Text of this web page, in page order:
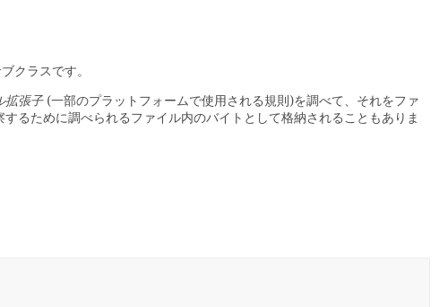
クラスです。
拡張子(一部のプラットフォームで使用される規則)を調べて、それをファ
るために調べられるファイル内のバイトとして格納されることもありま